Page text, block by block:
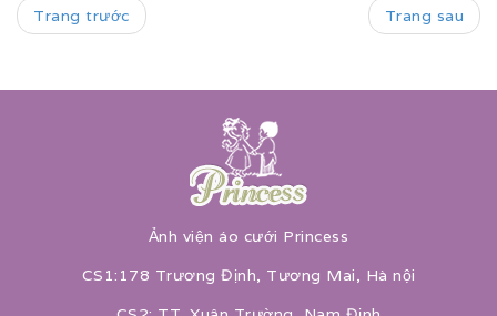
Trang trước Trang sau
Ảnh viện áo cưới Princess
CS1:178 Trương Định, Tương Mai, Hà nội